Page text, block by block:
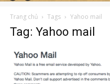
Trang chủ Tags Yahoo mail
Tag: Yahoo mail